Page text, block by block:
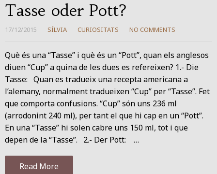
Tasse oder Pott?
17/12/2015 SÍLVIA CURIOSITATS NO COMMENTS
Què és una “Tasse” i què és un “Pott”, quan els anglesos
diuen “Cup” a quina de les dues es refereixen? 1.- Die
Tasse: Quan es tradueix una recepta americana a
l’alemany, normalment tradueixen “Cup” per “Tasse”. Fet
que comporta confusions. “Cup” són uns 236 ml
(arrodonint 240 ml), per tant el que hi cap en un “Pott”.
En una “Tasse” hi solen cabre uns 150 ml, tot i que
depen de la “Tasse”. 2.- Der Pott: …
Read More